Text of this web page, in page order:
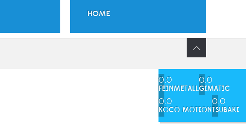
HOME
0.0
FEINMETALL
0.0
GIMATIC
0.0
KOCO MOTION
0.0
TSUBAKI